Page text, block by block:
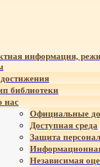
информация,
библиотеки
нас
Официальные
Доступная среда
Защита
Независимая